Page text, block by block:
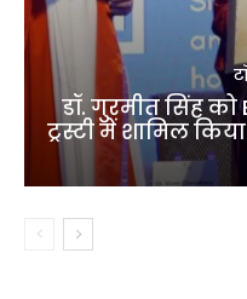
डॉ. गुरमीत सिंह को
ट्रस्टी में शामिल